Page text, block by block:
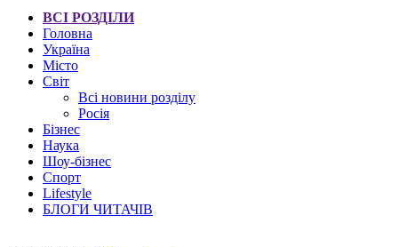
ВСІ РОЗДІЛИ
Головна
Україна
Місто
Світ
Всі новини розділу
Росія
Бізнес
Наука
Шоу-бізнес
Спорт
Lifestyle
БЛОГИ ЧИТАЧІВ